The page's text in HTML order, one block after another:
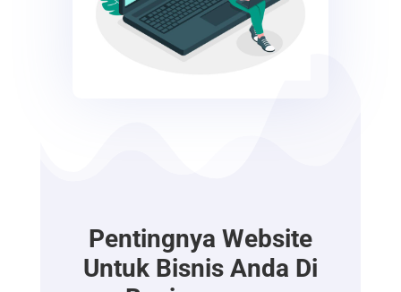
Pentingnya Website
Untuk Bisnis Anda Di